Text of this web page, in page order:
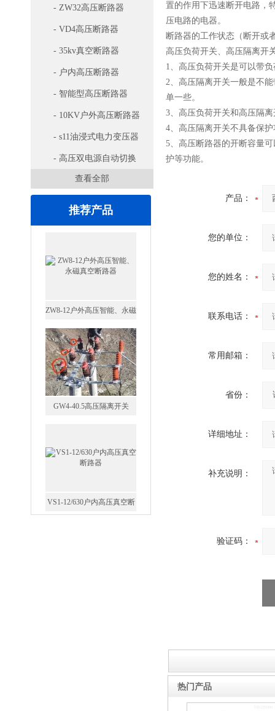
- ZW32高压断路器
- VD4高压断路器
- 35kv真空断路器
- 户内高压断路器
- 智能型高压断路器
- 10KV户外高压断路器
- s11油浸式电力变压器
- 高压双电源自动切换
查看全部
推荐产品
真空断路器
GW4-40.5高压隔离开关
路器
置的作用下迅速断开电路，
压电路的电器。
断路器的工作状态（断开或
高压负荷开关、高压隔离开
1、高压负荷开关是可以带
2、高压隔离开关一般是不
单一些。
3、高压负荷开关和高压隔
4、高压隔离开关不具备保
5、高压断路器的开断容量
护等功能。
产品：
您的单位：
您的姓名：
联系电话：
常用邮箱：
省份：
详细地址：
补充说明：
验证码：
热门产品